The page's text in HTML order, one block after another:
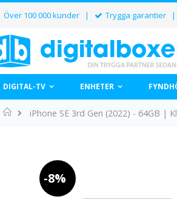
Över 100 000 kunder | Trygga garantier |
DIGITAL-TV ENHETER
Home
iPhone SE 3rd Gen (2022) - 64GB |
bildgalleriet
-8%